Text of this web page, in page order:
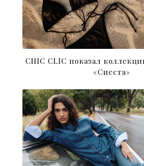
CHIC CLIC показал
«Сиеста»